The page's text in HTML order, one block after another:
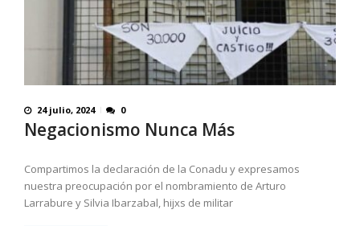
24 julio, 2024 0
Negacionismo Nunca Más
Compartimos la declaración de la Conadu y expresamos
nuestra preocupación por el nombramiento de Arturo
Larrabure y Silvia Ibarzabal, hijxs de militar